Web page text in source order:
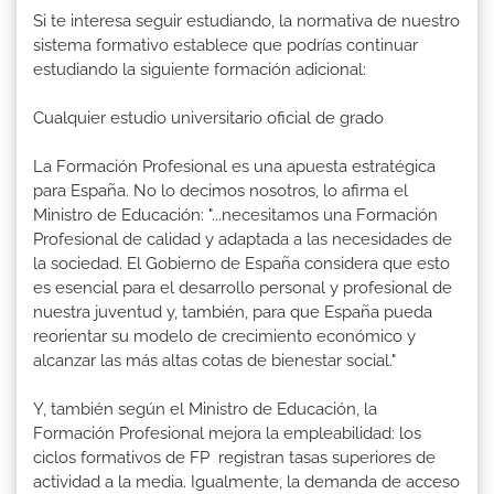
Si te interesa seguir estudiando, la normativa de nuestro
sistema formativo establece que podrías continuar
estudiando la siguiente formación adicional:
Cualquier estudio universitario oficial de grado
La Formación Profesional es una apuesta estratégica
para España. No lo decimos nosotros, lo afirma el
Ministro de Educación: "...necesitamos una Formación
Profesional de calidad y adaptada a las necesidades de
la sociedad. El Gobierno de España considera que esto
es esencial para el desarrollo personal y profesional de
nuestra juventud y, también, para que España pueda
reorientar su modelo de crecimiento económico y
alcanzar las más altas cotas de bienestar social."
Y, también según el Ministro de Educación, la
Formación Profesional mejora la empleabilidad: los
ciclos formativos de FP registran tasas superiores de
actividad a la media. Igualmente, la demanda de acceso